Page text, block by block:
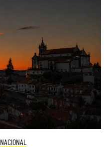
NACIONAL